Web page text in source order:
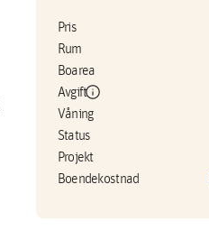
Pris
Rum
Boarea
Avgiftinfo
Våning
Status
Projekt
Boendekostnad